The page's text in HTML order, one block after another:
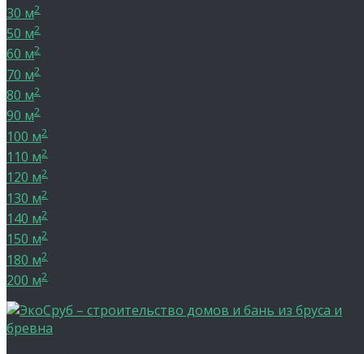
30 м2
50 м2
60 м2
70 м2
80 м2
90 м2
100 м2
110 м2
120 м2
130 м2
140 м2
150 м2
180 м2
200 м2